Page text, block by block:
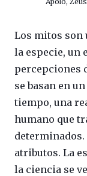
Los mitos son
la especie, un
percepciones
se basan en
tiempo, una
humano que
atributos. La
la ciencia se